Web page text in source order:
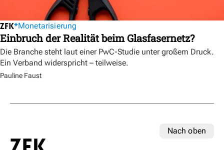
Monetarisierung
Einbruch der Realität beim Glasfasernetz?
Die Branche steht laut einer PwC-Studie unter großem Druck.
Ein Verband widerspricht – teilweise.
Pauline Faust
Nach oben